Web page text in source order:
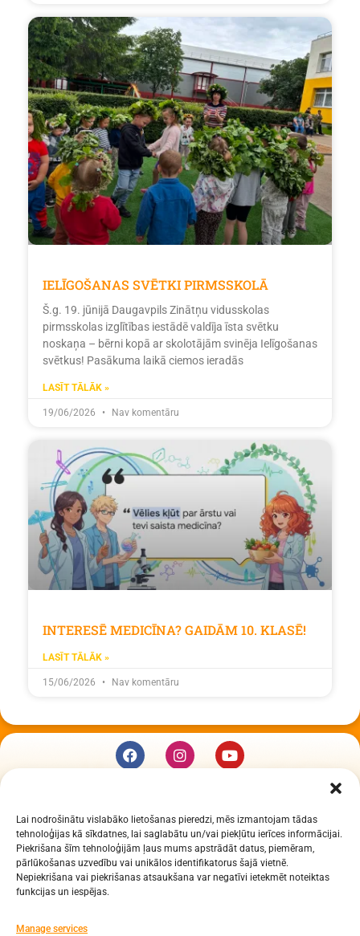
Lai nodrošinātu vislabāko lietošanas pieredzi, mēs izmantojam tādas
tehnoloģijas kā sīkdatnes, lai saglabātu un/vai piekļūtu ierīces informācijai.
Piekrišana šīm tehnoloģijām ļaus mums apstrādāt datus, piemēram,
pārlūkošanas uzvedību vai unikālos identifikatorus šajā vietnē.
Nepiekrišana vai piekrišanas atsaukšana var negatīvi ietekmēt noteiktas
funkcijas un iespējas.
Manage services
IELĪGOŠANAS SVĒTKI PIRMSSKOLĀ
Š.g. 19. jūnijā Daugavpils Zinātņu vidusskolas
pirmsskolas izglītības iestādē valdīja īsta svētku
noskaņa – bērni kopā ar skolotājām svinēja Ielīgošanas
svētkus! Pasākuma laikā ciemos ieradās
LASĪT TĀLĀK »
19/06/2026 Nav komentāru
INTERESĒ MEDICĪNA? GAIDĀM 10. KLASĒ!
LASĪT TĀLĀK »
15/06/2026 Nav komentāru
Daugavpils Zinātņu vidusskola
Raiņa iela 30, Daugavpils, LV-5401
Reģ. Nr. 2713903513 (IZM)
Daugavpils valstspilsētas pašvaldība 90000077325